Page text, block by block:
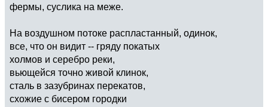
фермы, суслика на меже.
На воздушном потоке распластанный, одинок,
все, что он видит -- гряду покатых
холмов и серебро реки,
вьющейся точно живой клинок,
сталь в зазубринах перекатов,
схожие с бисером городки